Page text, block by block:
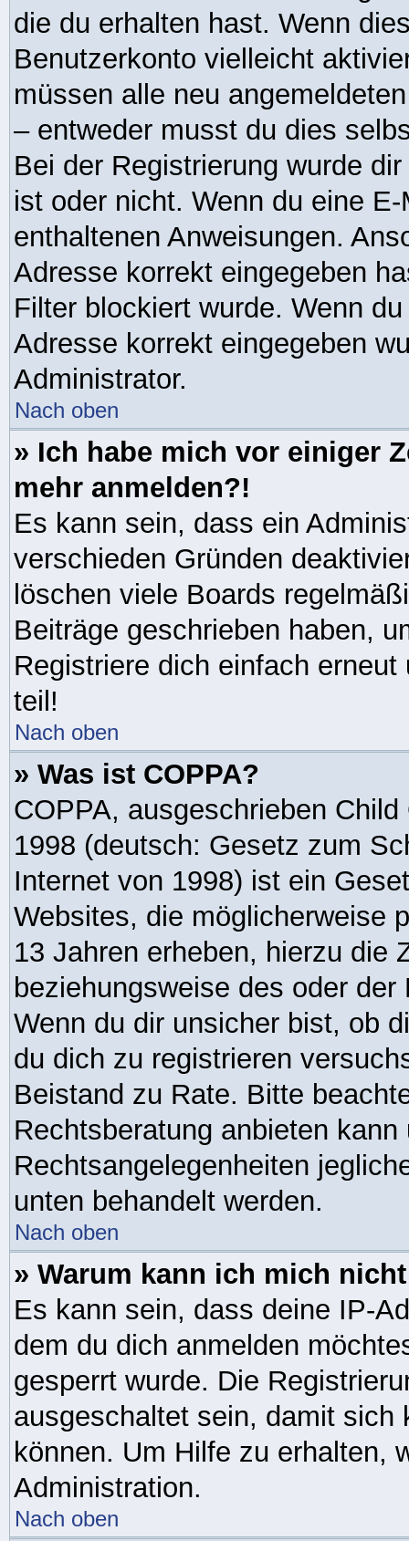
die du erhalten hast. Wenn
Benutzerkonto vielleicht
müssen alle neu
– entweder musst du dies
Bei der Registrierung wurde
ist oder nicht. Wenn du eine
enthaltenen Anweisungen.
Adresse korrekt eingegeben
Filter blockiert wurde. Wenn
Adresse korrekt eingegeben
Administrator.
Nach oben
» Ich habe mich vor einiger
mehr anmelden?!
Es kann sein, dass ein
verschieden Gründen
löschen viele Boards
Beiträge geschrieben haben,
Registriere dich einfach
teil!
Nach oben
» Was ist COPPA?
COPPA, ausgeschrieben
1998 (deutsch: Gesetz zum
Internet von 1998) ist ein
Websites, die möglicherweise
13 Jahren erheben, hierzu die
beziehungsweise des oder
Wenn du dir unsicher bist, ob
du dich zu registrieren
Beistand zu Rate. Bitte
Rechtsberatung anbieten
Rechtsangelegenheiten
unten behandelt werden.
Nach oben
» Warum kann ich mich
Es kann sein, dass deine IP-
dem du dich anmelden
gesperrt wurde. Die
ausgeschaltet sein, damit sich
können. Um Hilfe zu erhalten,
Administration.
Nach oben